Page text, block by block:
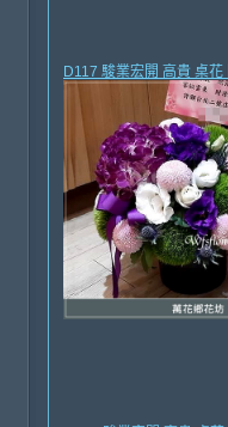
D117 駿業宏開 高貴 桌